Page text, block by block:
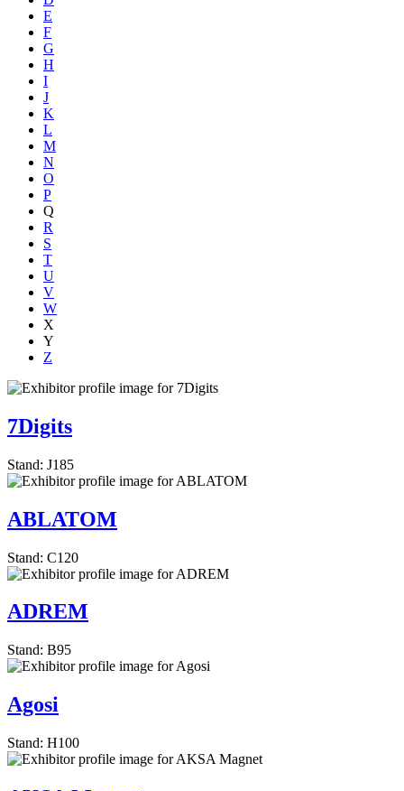
E
F
G
H
I
J
K
L
M
N
O
P
Q
R
S
T
U
V
W
X
Y
Z
7Digits
Stand: J185
ABLATOM
Stand: C120
ADREM
Stand: B95
Agosi
Stand: H100